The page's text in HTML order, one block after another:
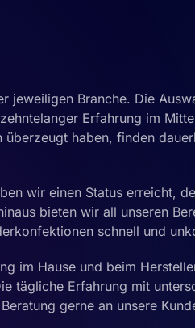
jeweiligen Branche. Die
Erfahrung im
haben, finden
wir einen Status erreicht,
bieten wir all unseren
schnell und
im Hause und beim
tägliche Erfahrung mit
gerne an unsere